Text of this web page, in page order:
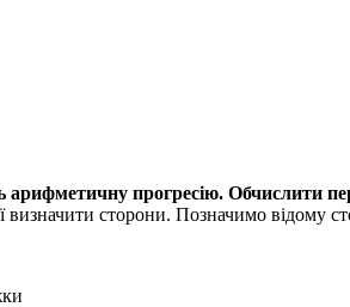
прогресію. Обчислити
сторони. Позначимо відому